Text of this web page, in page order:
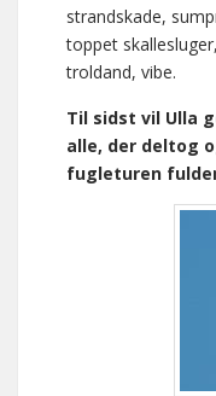
strandskade,
toppet
troldand, vibe.
Til sidst vil Ulla
alle, der deltog
fugleturen